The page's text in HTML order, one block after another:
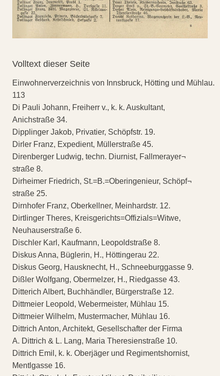
Volltext dieser Seite
Einwohnerverzeichnis von Innsbruck, Hötting und Mühlau.
113
Di Pauli Johann, Freiherr v., k. k. Auskultant,
Anichstraße 34.
Dipplinger Jakob, Privatier, Schöpfstr. 19.
Dirler Franz, Expedient, Müllerstraße 45.
Direnberger Ludwig, techn. Diurnist, Fallmerayer¬
straße 8.
Dirheimer Friedrich, St.=B.=Oberingenieur, Schöpf¬
straße 25.
Dirnhofer Franz, Oberkellner, Meinhardstr. 12.
Dirtlinger Theres, Kreisgerichts=Offizials=Witwe,
Neuhauserstraße 6.
Dischler Karl, Kaufmann, Leopoldstraße 8.
Diskus Anna, Büglerin, H., Höttingerau 22.
Diskus Georg, Hausknecht, H., Schneeburggasse 9.
Dißler Wolfgang, Obermelzer, H., Riedgasse 43.
Ditterich Albert, Buchhändler, Bürgerstraße 12.
Dittmeier Leopold, Webermeister, Mühlau 15.
Dittmeier Wilhelm, Mustermacher, Mühlau 16.
Dittrich Anton, Architekt, Gesellschafter der Firma
A. Dittrich & L. Lang, Maria Theresienstraße 10.
Dittrich Emil, k. k. Oberjäger und Regimentshornist,
Mentlgasse 16.